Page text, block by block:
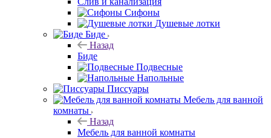
Сифоны
Душевые лотки
Биде
Назад
Биде
Подвесные
Напольные
Писсуары
Мебель для ванной
комнаты
Назад
Мебель для ванной комнаты